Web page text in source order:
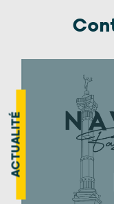
ACTUALITÉ